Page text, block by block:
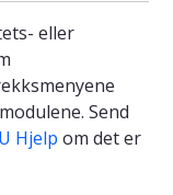
eller
Send
Hjelp om det er